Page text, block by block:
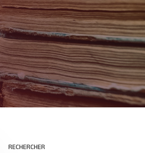
RECHERCHER